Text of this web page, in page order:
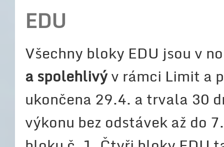
EDU
Všechny bloky EDU jsou v
a spolehlivýv rámci Limit a
ukončena 29.4. a trvala 30
výkonu bez odstávek až do